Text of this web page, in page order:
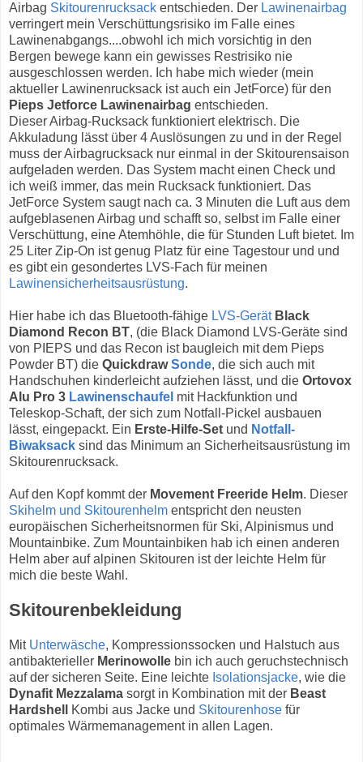
Airbag Skitourenrucksack entschieden. Der Lawinenairbag
verringert mein Verschüttungsrisiko im Falle eines
Lawinenabgangs....obwohl ich mich vorsichtig in den
Bergen bewege kann ein gewisses Restrisiko nie
ausgeschlossen werden. Ich habe mich wieder (mein
aktueller Lawinenrucksack ist auch ein JetForce) für den
Pieps Jetforce Lawinenairbag entschieden.
Dieser Airbag-Rucksack funktioniert elektrisch. Die
Akkuladung lässt über 4 Auslösungen zu und in der Regel
muss der Airbagrucksack nur einmal in der Skitourensaison
aufgeladen werden. Das System macht einen Check und
ich weiß immer, das mein Rucksack funktioniert. Das
JetForce System saugt nach ca. 3 Minuten die Luft aus dem
aufgeblasenen Airbag und schafft so, selbst im Falle einer
Verschüttung, eine Atemhöhle, die für Stunden Luft bietet. Im
25 Liter Zip-On ist genug Platz für eine Tagestour und und
es gibt ein gesondertes LVS-Fach für meinen
Lawinensicherheitsausrüstung.
Hier habe ich das Bluetooth-fähige LVS-Gerät Black
Diamond Recon BT, (die Black Diamond LVS-Geräte sind
von PIEPS und das Recon ist baugleich mit dem Pieps
Powder BT) die QuickdrawSonde, die sich auch mit
Handschuhen kinderleicht aufziehen lässt, und die Ortovox
Alu Pro 3 Lawinenschaufel mit Hackfunktion und
Teleskop-Schaft, der sich zum Notfall-Pickel ausbauen
lässt, eingepackt. Ein Erste-Hilfe-Set und Notfall-
Biwaksack sind das Minimum an Sicherheitsausrüstung im
Skitourenrucksack.
Auf den Kopf kommt der Movement Freeride Helm. Dieser
Skihelm und Skitourenhelm entspricht den neusten
europäischen Sicherheitsnormen für Ski, Alpinismus und
Mountainbike. Zum Mountainbiken hab ich einen anderen
Helm aber auf alpinen Skitouren ist der leichte Helm für
mich die beste Wahl.
Skitourenbekleidung
Mit Unterwäsche, Kompressionssocken und Halstuch aus
antibakterieller Merinowolle bin ich auch geruchstechnisch
auf der sicheren Seite. Eine leichte Isolationsjacke, wie die
Dynafit Mezzalama sorgt in Kombination mit der Beast
Hardshell
Kombi aus Jacke und Skitourenhose für
optimales Wärmemanagement in allen Lagen.